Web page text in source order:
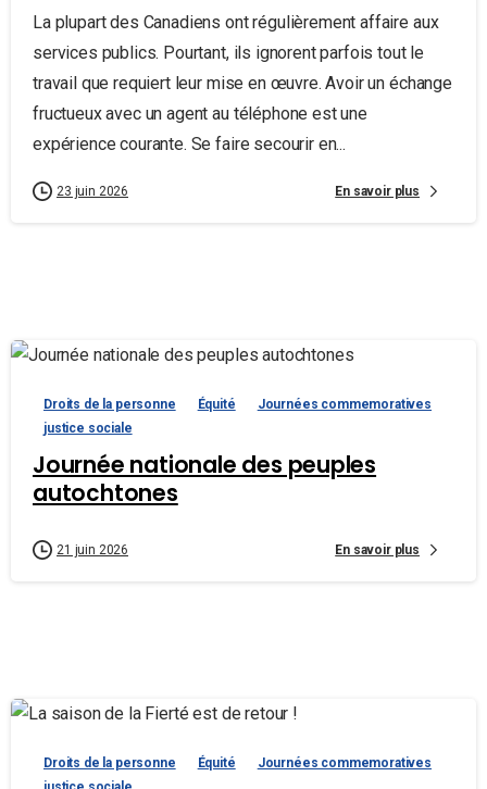
La plupart des Canadiens ont régulièrement affaire aux
services publics. Pourtant, ils ignorent parfois tout le
travail que requiert leur mise en œuvre. Avoir un échange
fructueux avec un agent au téléphone est une
expérience courante. Se faire secourir en...
23 juin 2026 En savoir plus
Droits de la personne Équité
Journées commemoratives
justice sociale
Journée nationale des peuples
autochtones
21 juin 2026 En savoir plus
Droits de la personne Équité
Journées commemoratives